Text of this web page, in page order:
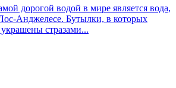
дорогой водой в мире является вода,
Анджелесе. Бутылки, в которых
стразами...